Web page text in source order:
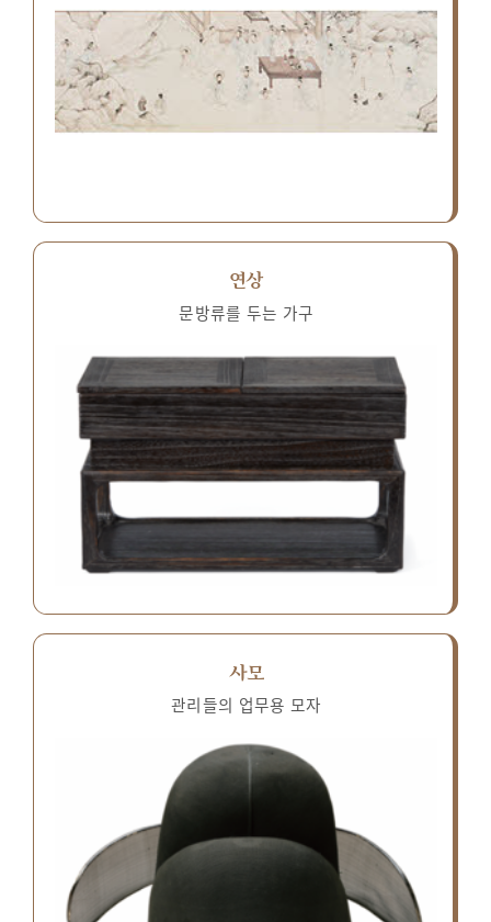
연상
문방류를 두는 가구
사모
관리들의 업무용 모자